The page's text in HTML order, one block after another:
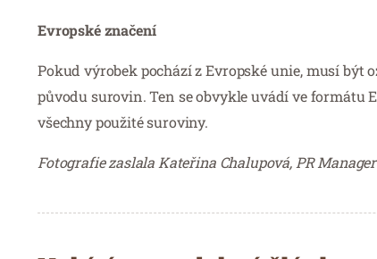
Evropské značení
Pokud výrobek pochází z Evropské unie, musí
původu surovin. Ten se obvykle uvádí ve formátu
všechny použité suroviny.
Fotografie zaslala Kateřina Chalupová, PR